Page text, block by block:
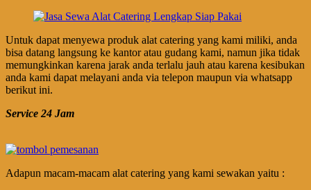
Untuk dapat menyewa produk alat catering yang kami miliki, anda
bisa datang langsung ke kantor atau gudang kami, namun jika tidak
memungkinkan karena jarak anda terlalu jauh atau karena kesibukan
anda kami dapat melayani anda via telepon maupun via whatsapp
berikut ini.
Service 24 Jam
Adapun macam-macam alat catering yang kami sewakan yaitu :